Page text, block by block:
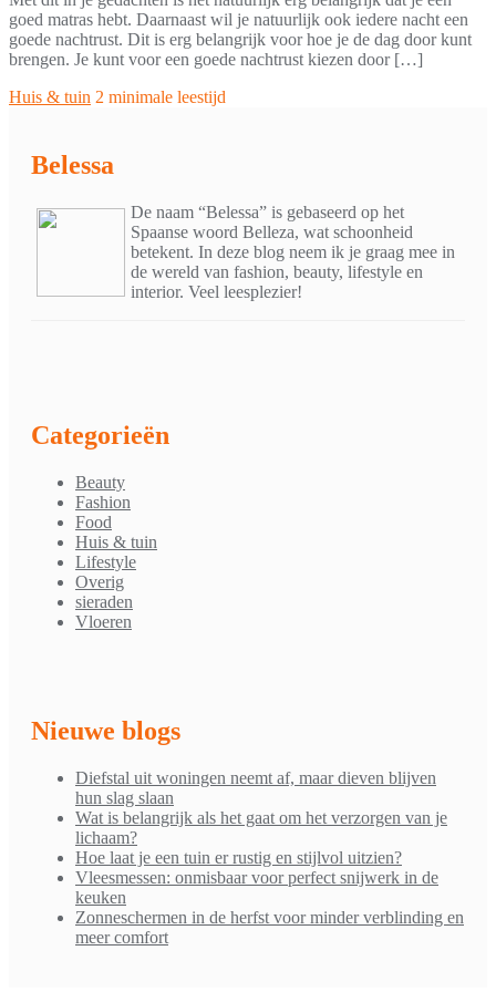
goed matras hebt. Daarnaast wil je natuurlijk ook iedere nacht een
goede nachtrust. Dit is erg belangrijk voor hoe je de dag door kunt
brengen. Je kunt voor een goede nachtrust kiezen door […]
Huis & tuin 2 minimale leestijd
Belessa
De naam “Belessa” is gebaseerd op het
Spaanse woord Belleza, wat schoonheid
betekent. In deze blog neem ik je graag mee in
de wereld van fashion, beauty, lifestyle en
interior. Veel leesplezier!
Categorieën
Beauty
Fashion
Food
Huis & tuin
Lifestyle
Overig
sieraden
Vloeren
Nieuwe blogs
Diefstal uit woningen neemt af, maar dieven blijven
hun slag slaan
Wat is belangrijk als het gaat om het verzorgen van je
lichaam?
Hoe laat je een tuin er rustig en stijlvol uitzien?
Vleesmessen: onmisbaar voor perfect snijwerk in de
keuken
Zonneschermen in de herfst voor minder verblinding en
meer comfort